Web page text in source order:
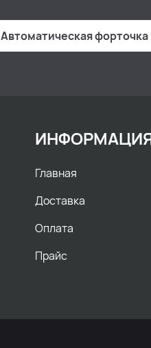
Автоматическая форточка
Главная
Доставка
Оплата
Прайс